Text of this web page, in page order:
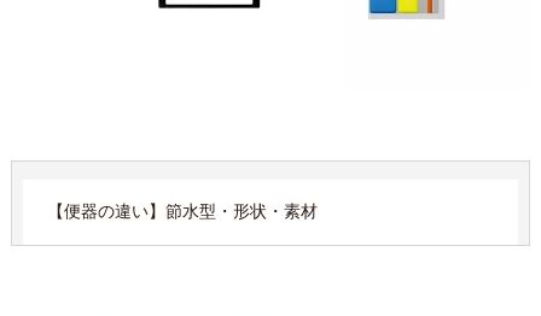
【便器の違い】節水型・形状・素材